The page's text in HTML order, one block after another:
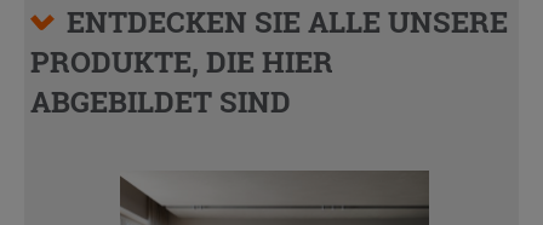
ENTDECKEN SIE ALLE UNSERE
PRODUKTE, DIE HIER
ABGEBILDET SIND